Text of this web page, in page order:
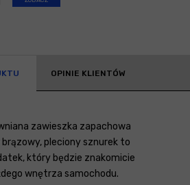
OPINIE KLIENTÓW
zawieszka zapachowa
pleciony sznurek to
który będzie znakomicie
wnętrza samochodu.